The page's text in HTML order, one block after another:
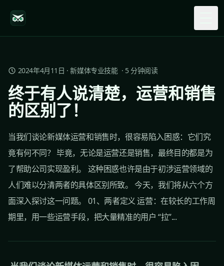
2024年4月11日 ·新媒体专业技能· 5分钟阅读
终于有人说清楚，运营和销售
的区别了！
当我们谈论新媒体运营和销售时，很容易陷入困惑：它们究
竟有何不同？ 毕竟，无论是运营还是销售，最终目的都是为
了帮助公司实现盈利。 这种困惑也许是由于初涉运营领域的
人们难以分清两者的具体区别所致。 今天，我们将从六个方
面深入探讨这一问题。 01、两者定义 运营：在较长的工作周
期里，用一些运营手段，把大量精准的用户 “拉”...